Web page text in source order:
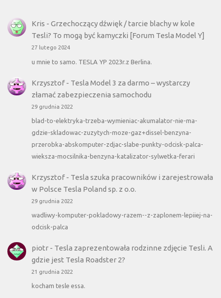
Kris - Grzechoczący dźwięk / tarcie blachy w kole
Tesli? To mogą być kamyczki [Forum Tesla Model Y]
27 lutego 2024
u mnie to samo. TESLA YP 2023r.z Berlina.
Krzysztof- Tesla Model 3 za darmo – wystarczy
złamać zabezpieczenia samochodu
29 grudnia 2022
blad-to-elektryka-trzeba-wymieniac-akumalator-nie-ma-
gdzie-skladowac-zuzytych-moze-gaz+dissel-benzyna-
przerobka-abskomputer-zdjac-slabe-punkty-odcisk-palca-
wieksza-mocsilnika-benzyna-katalizator-sylwetka-ferari
Krzysztof- Tesla szuka pracowników i zarejestrowała
w Polsce Tesla Poland sp. z o.o.
29 grudnia 2022
wadliwy-komputer-pokladowy-razem--z-zaplonem-lepiiej-na-
odcisk-palca
piotr- Tesla zaprezentowała rodzinne zdjęcie Tesli. A
gdzie jest Tesla Roadster 2?
21 grudnia 2022
kocham tesle essa.